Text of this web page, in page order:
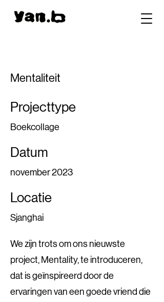
Mentaliteit
Projecttype
Boekcollage
Datum
november 2023
Locatie
Sjanghai
We zijn trots om ons nieuwste
project, Mentality, te introduceren,
dat is geïnspireerd door de
ervaringen van een goede vriend die